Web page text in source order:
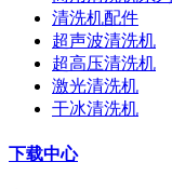
清洗机配件
超声波清洗机
超高压清洗机
激光清洗机
干冰清洗机
下载中心